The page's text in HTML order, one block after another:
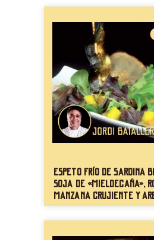
Espeto frío de sardina
soja de «mieldecaña»,
manzana crujiente y